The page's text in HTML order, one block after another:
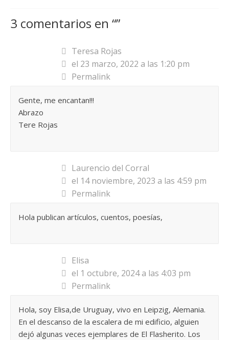
3 comentarios en “”
Teresa Rojas
el 23 marzo, 2022 a las 1:20 pm
Permalink
Gente, me encantan!!!
Abrazo
Tere Rojas
Laurencio del Corral
el 14 noviembre, 2023 a las 4:59 pm
Permalink
Hola publican artículos, cuentos, poesías,
Elisa
el 1 octubre, 2024 a las 4:03 pm
Permalink
Hola, soy Elisa,de Uruguay, vivo en Leipzig, Alemania.
En el descanso de la escalera de mi edificio, alguien
dejó algunas veces ejemplares de El Flasherito. Los